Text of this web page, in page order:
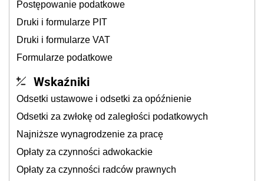
Postępowanie podatkowe
Druki i formularze PIT
Druki i formularze VAT
Formularze podatkowe
Wskaźniki
Odsetki ustawowe i odsetki za opóźnienie
Odsetki za zwłokę od zaległości podatkowych
Najniższe wynagrodzenie za pracę
Opłaty za czynności adwokackie
Opłaty za czynności radców prawnych